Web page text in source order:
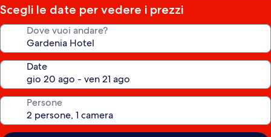
Scegli le date per vedere i prezzi
Dove vuoi andare?
Date
Persone